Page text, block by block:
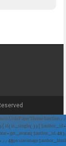
in UrduPaper Theme function
{ if (is_single()) { $author_id =
= get_avatar($author_id, 48);
// 48px size image $author_html = '